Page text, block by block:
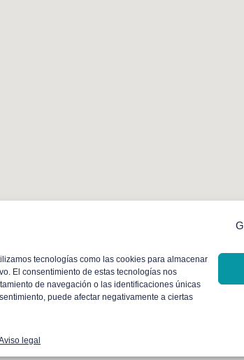
tecnologías como las cookies para almacenar
El consentimiento de estas tecnologías nos
de navegación o las identificaciones únicas
puede afectar negativamente a ciertas
legal
Política de